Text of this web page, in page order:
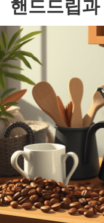
핸드드립